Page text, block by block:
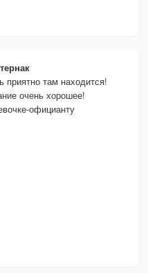
приятно там находится!
очень хорошее!
официанту